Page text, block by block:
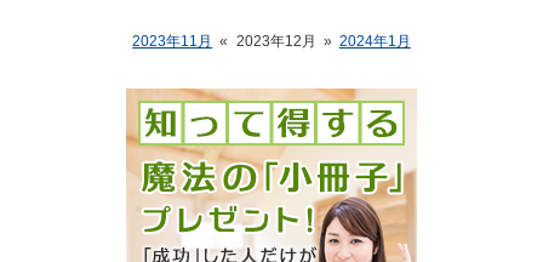
2023年11月 « 2023年12月 » 2024年1月